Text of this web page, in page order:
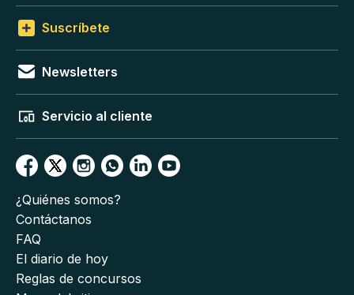
Suscríbete
Newsletters
Servicio al cliente
¿Quiénes somos?
Contáctanos
FAQ
El diario de hoy
Reglas de concursos